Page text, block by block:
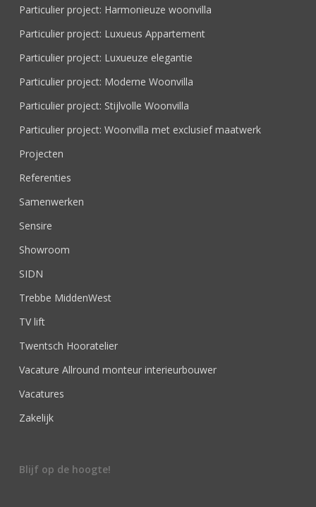
Particulier project: Harmonieuze woonvilla
Particulier project: Luxueus Appartement
Particulier project: Luxueuze elegantie
Particulier project: Moderne Woonvilla
Particulier project: Stijlvolle Woonvilla
Particulier project: Woonvilla met exclusief maatwerk
Projecten
Referenties
Samenwerken
Sensire
Showroom
SIDN
Trebbe MiddenWest
TV lift
Twentsch Hooratelier
Vacature Allround monteur interieurbouwer
Vacatures
Zakelijk
Blijf op de hoogte!